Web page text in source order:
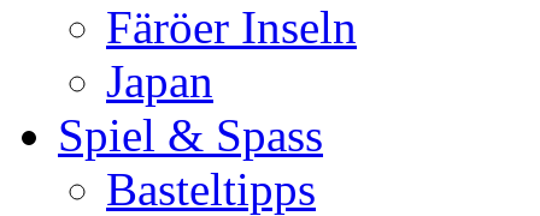
Färöer Inseln
Japan
Spiel & Spass
Basteltipps